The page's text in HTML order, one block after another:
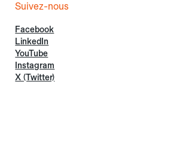
Suivez-nous
Facebook
LinkedIn
YouTube
Instagram
X (Twitter)